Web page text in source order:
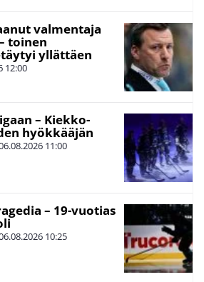
valmentaja
toinen
yllättäen
12:00
– Kiekko-
hyökkääjän
11:00
– 19-vuotias
10:25